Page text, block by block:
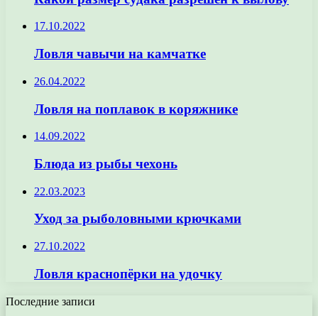
17.10.2022
Ловля чавычи на камчатке
26.04.2022
Ловля на поплавок в коряжнике
14.09.2022
Блюда из рыбы чехонь
22.03.2023
Уход за рыболовными крючками
27.10.2022
Ловля краснопёрки на удочку
Последние записи